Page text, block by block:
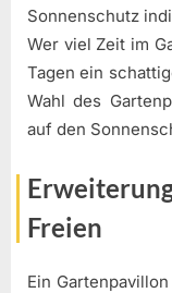
Sonnenschutz
Wer viel Zeit im
Tagen ein
Wahl des
auf den
Freien
Ein